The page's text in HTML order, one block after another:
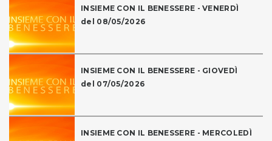
INSIEME CON IL BENESSERE - VENERDÌ
del 08/05/2026
INSIEME CON IL BENESSERE - GIOVEDÌ
del 07/05/2026
INSIEME CON IL BENESSERE - MERCOLEDÌ